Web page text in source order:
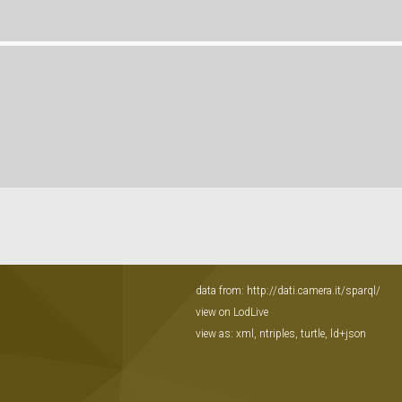
data from: http://dati.camera.it/sparql/
view on LodLive
view as: xml , ntriples, turtle, ld+json